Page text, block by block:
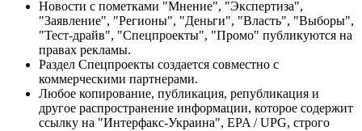
Новости с пометками "Мнение", "Экспертиза",
"Заявление", "Регионы", "Деньги", "Власть", "Выборы",
"Тест-драйв", "Спецпроекты", "Промо" публикуются на
правах рекламы.
Раздел Спецпроекты создается совместно с
коммерческими партнерами.
Любое копирование, публикация, републикация и
другое распространение информации, которое содержит
ссылку на "Интерфакс-Украина", EPA / UPG, строго